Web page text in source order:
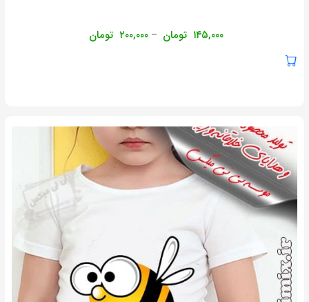
۱۴۵,۰۰۰ تومان – ۲۰۰,۰۰۰ تومان